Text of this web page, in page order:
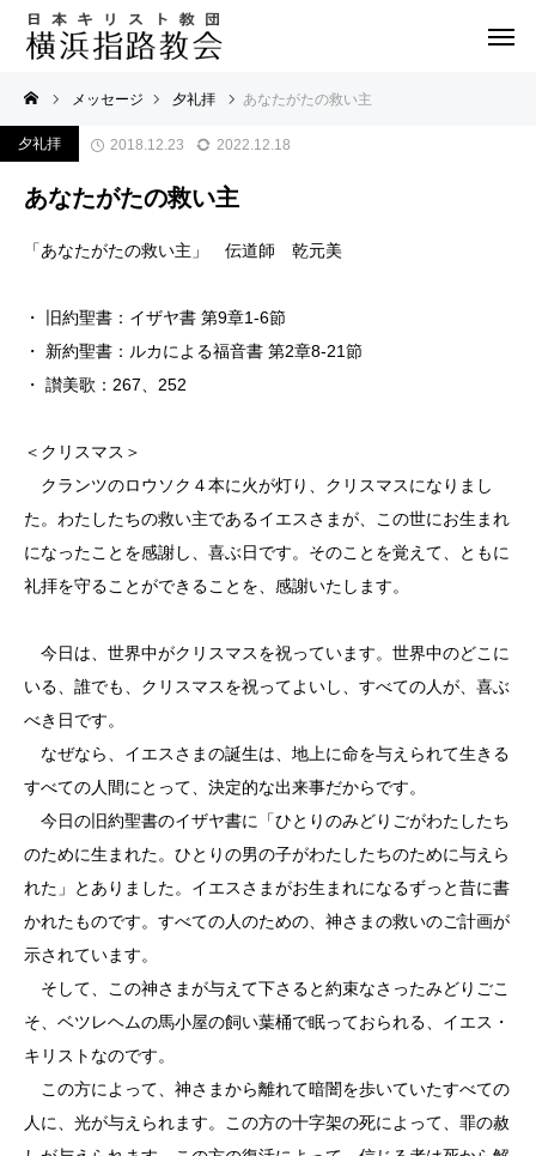
メッセージ 夕礼拝 あなたがたの救い主
夕礼拝 2018.12.23 2022.12.18
あなたがたの救い主
「あなたがたの救い主」 伝道師 乾元美
・ 旧約聖書：イザヤ書 第9章1-6節
・ 新約聖書：ルカによる福音書 第2章8-21節
・ 讃美歌：267、252
＜クリスマス＞
クランツのロウソク４本に火が灯り、クリスマスになりまし
た。わたしたちの救い主であるイエスさまが、この世にお生まれ
になったことを感謝し、喜ぶ日です。そのことを覚えて、ともに
礼拝を守ることができることを、感謝いたします。
今日は、世界中がクリスマスを祝っています。世界中のどこに
いる、誰でも、クリスマスを祝ってよいし、すべての人が、喜ぶ
べき日です。
なぜなら、イエスさまの誕生は、地上に命を与えられて生きる
すべての人間にとって、決定的な出来事だからです。
今日の旧約聖書のイザヤ書に「ひとりのみどりごがわたしたち
のために生まれた。ひとりの男の子がわたしたちのために与えら
れた」とありました。イエスさまがお生まれになるずっと昔に書
かれたものです。すべての人のための、神さまの救いのご計画が
示されています。
そして、この神さまが与えて下さると約束なさったみどりごこ
そ、ベツレヘムの馬小屋の飼い葉桶で眠っておられる、イエス・
キリストなのです。
この方によって、神さまから離れて暗闇を歩いていたすべての
人に、光が与えられます。この方の十字架の死によって、罪の赦